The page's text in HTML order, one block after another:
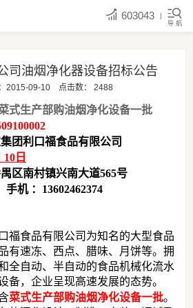
603043
导 航
司油烟净化器设备招标公告
2015-09-10 点击数： 2488
式生产部购油烟净化设备一批
团利口福食品有限公司
10日
区南村镇兴南大道565号
机 ：13602462374
福食品有限公司为知名的大型食品
有速冻、西点、腊味、月饼等。拥
全自动、半自动的食品机械化流水
备，企业呈现高速发展的态势。
菜式生产部购油烟净化设备一批。